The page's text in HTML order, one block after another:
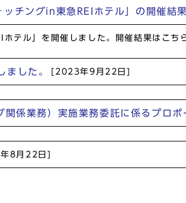
チングin東急REIホテル」の開催結
テル」を開催しました。開催結果はこち
ました。 [2023年9月22日]
係業務）実施業務委託に係るプロポ
8月22日]